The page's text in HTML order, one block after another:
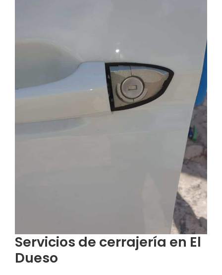
Servicios de cerrajería en El
Dueso